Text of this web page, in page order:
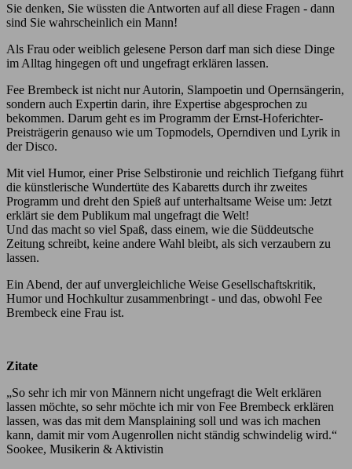
Sie denken, Sie wüssten die Antworten auf all diese Fragen - dann
sind Sie wahrscheinlich ein Mann!
Als Frau oder weiblich gelesene Person darf man sich diese Dinge
im Alltag hingegen oft und ungefragt erklären lassen.
Fee Brembeck ist nicht nur Autorin, Slampoetin und Opernsängerin,
sondern auch Expertin darin, ihre Expertise abgesprochen zu
bekommen. Darum geht es im Programm der Ernst-Hoferichter-
Preisträgerin genauso wie um Topmodels, Operndiven und Lyrik in
der Disco.
Mit viel Humor, einer Prise Selbstironie und reichlich Tiefgang führt
die künstlerische Wundertüte des Kabaretts durch ihr zweites
Programm und dreht den Spieß auf unterhaltsame Weise um: Jetzt
erklärt sie dem Publikum mal ungefragt die Welt!
Und das macht so viel Spaß, dass einem, wie die Süddeutsche
Zeitung schreibt, keine andere Wahl bleibt, als sich verzaubern zu
lassen.
Ein Abend, der auf unvergleichliche Weise Gesellschaftskritik,
Humor und Hochkultur zusammenbringt - und das, obwohl Fee
Brembeck eine Frau ist.
Zitate
„So sehr ich mir von Männern nicht ungefragt die Welt erklären
lassen möchte, so sehr möchte ich mir von Fee Brembeck erklären
lassen, was das mit dem Mansplaining soll und was ich machen
kann, damit mir vom Augenrollen nicht ständig schwindelig wird.“
Sookee, Musikerin & Aktivistin